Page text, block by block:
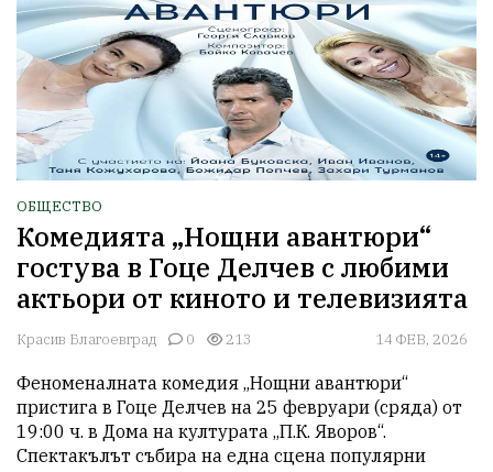
ОБЩЕСТВО
Комедията „Нощни авантюри“
гостува в Гоце Делчев с любими
актьори от киното и телевизията
Красив Благоевград 0 213 14 ФЕВ, 2026
Феноменалната комедия „Нощни авантюри“
пристига в Гоце Делчев на 25 февруари (сряда) от
19:00 ч. в Дома на културата „П.К. Яворов“.
Спектакълът събира на една сцена популярни